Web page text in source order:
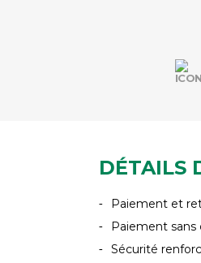
DÉTAILS
Paiement et
Paiement sans
Sécurité